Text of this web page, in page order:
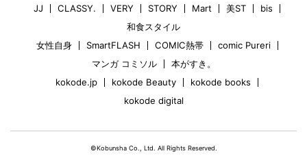
JJ CLASSY. VERY STORY Mart 美ST
bis
和食スタイル
女性自身
SmartFLASH COMIC熱帯
comic Pureri
マンガ コミソル
本がすき。
kokode.jp
kokode Beauty
kokode books
kokode digital
©Kobunsha Co., Ltd. All Rights Reserved.